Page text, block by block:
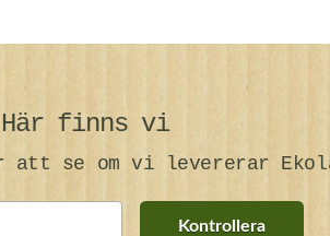
Här finns vi
se om vi levererar
Kontrollera